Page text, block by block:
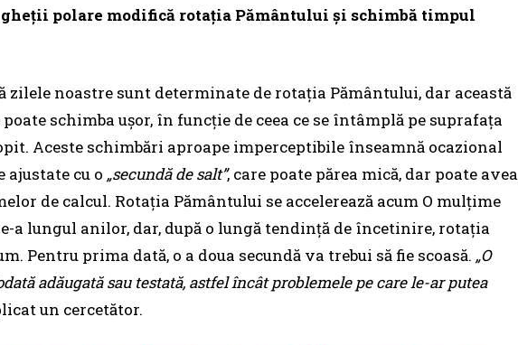
gheții polare modifică rotația Pământului și schimbă timpul
zilele noastre sunt determinate de rotația Pământului, dar această
schimba ușor, în funcție de ceea ce se întâmplă pe suprafața
Aceste schimbări aproape imperceptibile înseamnă ocazional
ajustate cu o „secundă de salt”, care poate părea mică, dar poate avea
de calcul. Rotația Pământului se accelerează acum O mulțime
a lungul anilor, dar, după o lungă tendință de încetinire, rotația
Pentru prima dată, o a doua secundă va trebui să fie scoasă. „O
adăugată sau testată, astfel încât problemele pe care le-ar putea
un cercetător.